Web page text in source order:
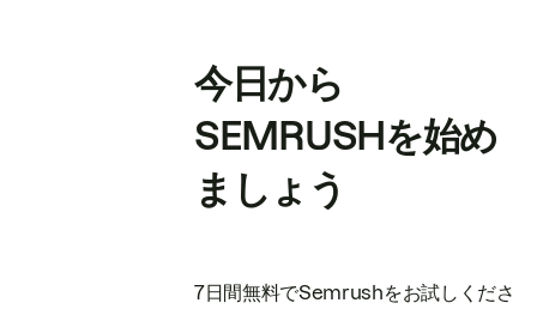
今日から
SEMRUSHを始め
ましょう
7日間無料でSemrushをお試しくださ